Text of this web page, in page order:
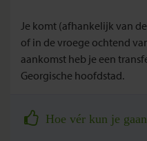
Je komt (afhankelijk van
of in de vroege ochtend
aankomst heb je een
Georgische hoofdstad.
Hoe vér kun je